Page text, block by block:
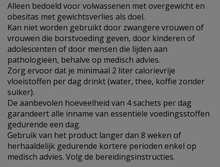
Alleen bedoeld voor volwassenen met overgewicht en
obesitas met gewichtsverlies als doel.
Kan niet worden gebruikt door zwangere vrouwen of
vrouwen die borstvoeding geven, door kinderen of
adolescenten of door mensen die lijden aan
pathologieën, behalve op medisch advies.
Zorg ervoor dat je minimaal 2 liter calorievrije
vloeistoffen per dag drinkt (water, thee, koffie zonder
suiker).
De aanbevolen hoeveelheid van 4 sachets per dag
garandeert alle inname van essentiële voedingsstoffen
gedurende een dag.
Gebruik van het product langer dan 8 weken of
herhaaldelijk gedurende kortere perioden enkel op
medisch advies. Volg de bereidingsinstructies.